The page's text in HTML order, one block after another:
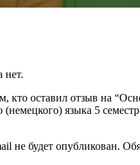
нет.
кто оставил отзыв на
(немецкого) языка 5
не будет опубликован.